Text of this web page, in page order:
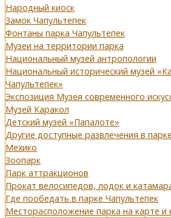
Народный киоск
Замок Чапультепек
Фонтаны парка Чапультепек
Музеи на территории парка
Национальный музей антропологии
Национальный исторический музей
Чапультепек»
Экспозиция Музея современного
Музей Каракол
Детский музей «Папалоте»
Другие доступные развлечения в
Мехико
Зоопарк
Парк аттракционов
Прокат велосипедов, лодок и
Где пообедать в парке Чапультепек
Месторасположение парка на карте и